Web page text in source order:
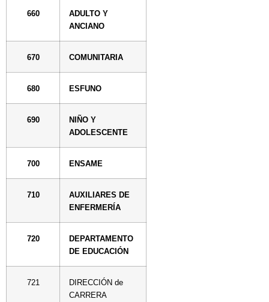
660
ADULTO Y
ANCIANO
670 COMUNITARIA
680 ESFUNO
690
NIÑO Y
ADOLESCENTE
700 ENSAME
710
AUXILIARES DE
ENFERMERÍA
720
DEPARTAMENTO
DE EDUCACIÓN
721
DIRECCIÓN de
CARRERA